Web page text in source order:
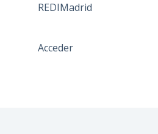
REDIMadrid
Acceder